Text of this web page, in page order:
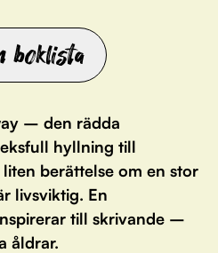
boklista
– den rädda
hyllning till
berättelse om en stor
livsviktig. En
till skrivande –
åldrar.